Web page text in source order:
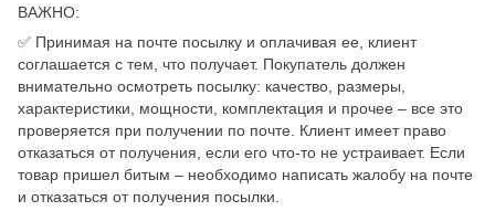
ВАЖНО:
✅ Принимая на почте посылку и оплачивая ее, клиент
соглашается с тем, что получает. Покупатель должен
внимательно осмотреть посылку: качество, размеры,
характеристики, мощности, комплектация и прочее – все это
проверяется при получении по почте. Клиент имеет право
отказаться от получения, если его что-то не устраивает. Если
товар пришел битым – необходимо написать жалобу на почте
и отказаться от получения посылки.